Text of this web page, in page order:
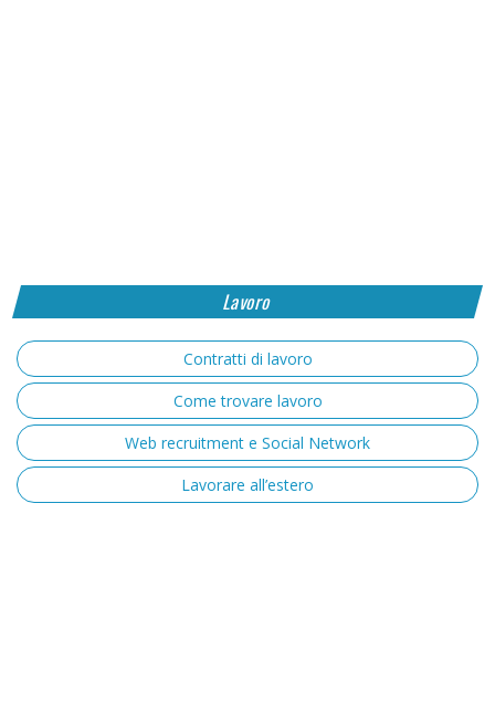
Lavoro
Contratti di lavoro
Come trovare lavoro
Web recruitment e Social Network
Lavorare all’estero